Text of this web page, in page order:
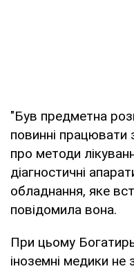
"Був предметна
повинні
про методи
діагностичні
обладнання, яке
повідомила вона.
При цьому
іноземні медики не